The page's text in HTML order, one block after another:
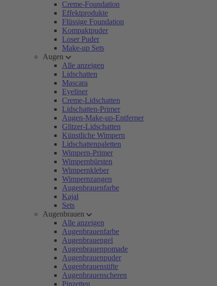
Creme-Foundation
Effektprodukte
Flüssige Foundation
Kompaktpuder
Loser Puder
Make-up Sets
Augen
Alle anzeigen
Lidschatten
Mascara
Eyeliner
Creme-Lidschatten
Lidschatten-Primer
Augen-Make-up-Entferner
Glitzer-Lidschatten
Künstliche Wimpern
Lidschattenpaletten
Wimpern-Primer
Wimpernbürsten
Wimpernkleber
Wimpernzangen
Augenbrauenfarbe
Kajal
Sets
Augenbrauen
Alle anzeigen
Augenbrauenfarbe
Augenbrauengel
Augenbrauenpomade
Augenbrauenpuder
Augenbrauenstifte
Augenbrauenscheren
Pinzetten